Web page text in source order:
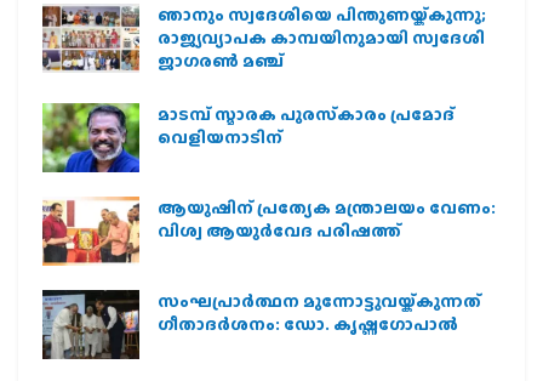
ഞാനും സ്വദേശിയെ പിന്തുണയ്ക്കുന്നു;
രാജ്യവ്യാപക കാമ്പയിനുമായി സ്വദേശി
ജാഗരണ്‍ മഞ്ച്
മാടമ്പ് സ്മാരക പുരസ്‌കാരം പ്രമോദ്
വെളിയനാടിന്
ആയുഷിന് പ്രത്യേക മന്ത്രാലയം വേണം:
വിശ്വ ആയുര്‍വേദ പരിഷത്ത്
സംഘപ്രാര്‍ത്ഥന മുന്നോട്ടുവയ്ക്കുന്നത്
ഗീതാദര്‍ശനം: ഡോ. കൃഷ്ണഗോപാല്‍